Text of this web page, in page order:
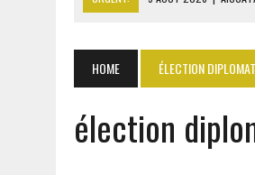
9 AOÛT 2026 | GABON : 46 000
9 AOÛT 2026
ASSALA À DAMAS :
HOME ÉLECTION
élection